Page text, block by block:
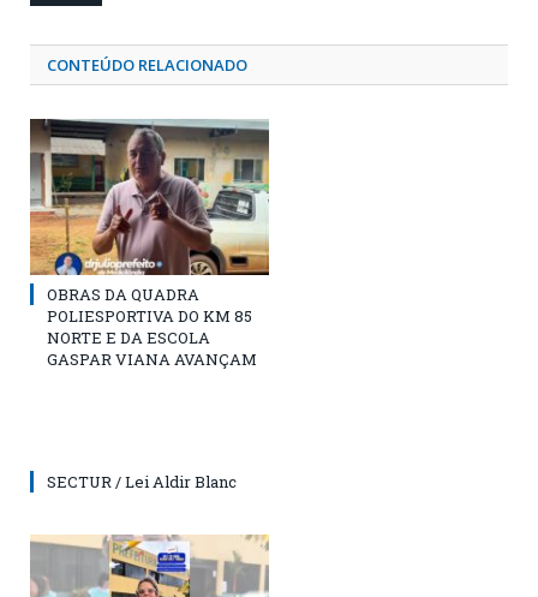
CONTEÚDO RELACIONADO
OBRAS DA QUADRA
POLIESPORTIVA DO KM 85
NORTE E DA ESCOLA
GASPAR VIANA AVANÇAM
SECTUR / Lei Aldir Blanc